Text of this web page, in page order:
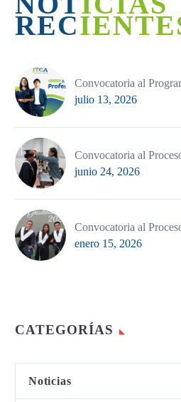
Convocatoria al
julio 13, 2026
Convocatoria al
junio 24, 2026
Convocatoria al
enero 15, 2026
CATEGORÍAS
Noticias